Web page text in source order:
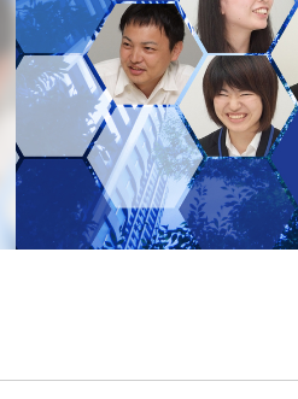
法人向けプラン
学校向けプラン
契約内容・クーポン